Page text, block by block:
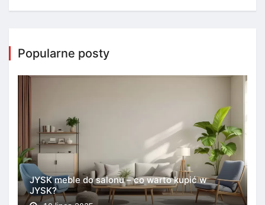
Popularne posty
JYSK meble do salonu – co warto kupić w
JYSK?